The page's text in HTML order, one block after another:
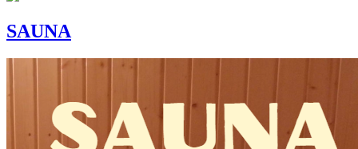
SAUNA